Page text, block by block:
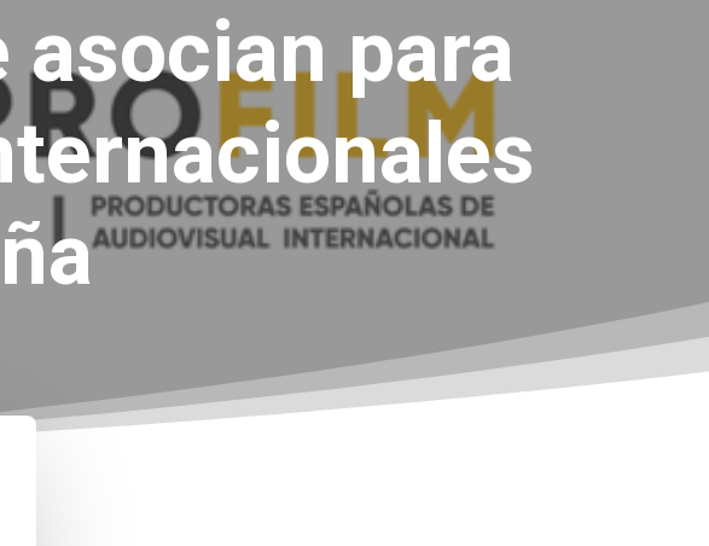
asocian para